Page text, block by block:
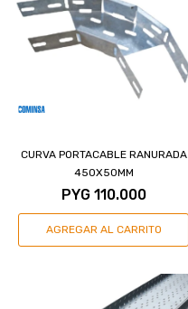
CURVA PORTACABLE RANURADA
450X50MM
PYG 110.000